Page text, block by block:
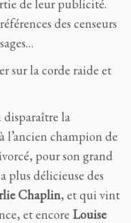
de leur publicité.
des censeurs
sur la corde raide et
la
l’ancien champion de
pour son grand
plus délicieuse des
Chaplin, et qui vint
et encore Louise